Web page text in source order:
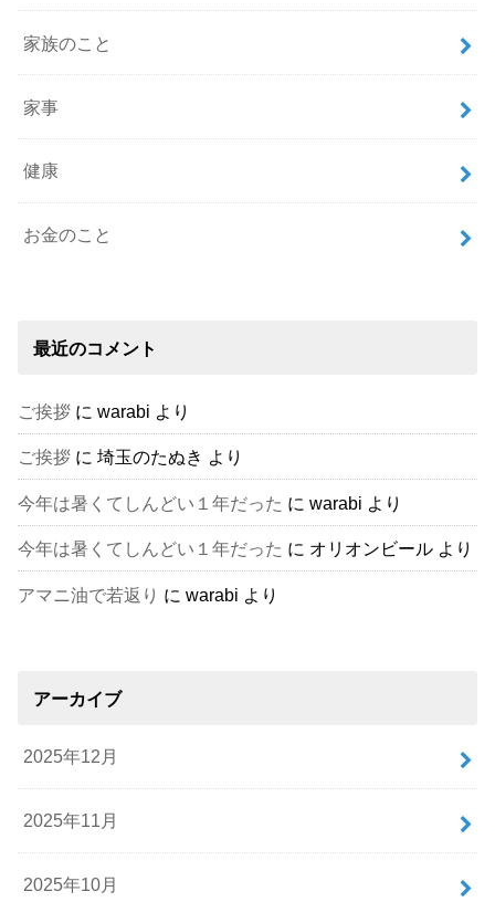
家族のこと
家事
健康
お金のこと
最近のコメント
ご挨拶 にwarabi より
ご挨拶 に埼玉のたぬき より
今年は暑くてしんどい１年だった にwarabi より
今年は暑くてしんどい１年だった に オリオンビール より
アマニ油で若返り にwarabi より
アーカイブ
2025年12月
2025年11月
2025年10月